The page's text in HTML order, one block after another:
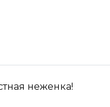
неженка!